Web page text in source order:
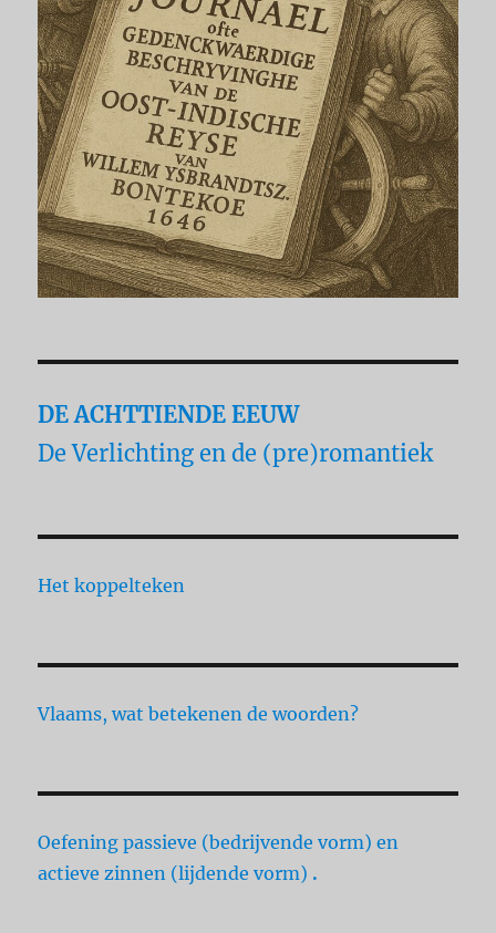
DE ACHTTIENDE EEUW
De Verlichting en de (pre)romantiek
Het koppelteken
Vlaams, wat betekenen de woorden?
Oefening passieve (bedrijvende vorm) en
actieve zinnen (lijdende vorm) .